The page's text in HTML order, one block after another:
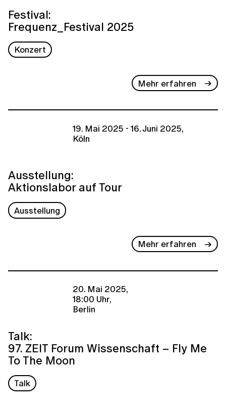
Festival:
Frequenz_Festival 2025
Konzert
Mehr erfahren
19. Mai 2025 - 16. Juni 2025,
Köln
Ausstellung:
Aktionslabor auf Tour
Ausstellung
Mehr erfahren
20. Mai 2025,
18:00 Uhr,
Berlin
Talk:
97. ZEIT Forum Wissenschaft – Fly Me
To The Moon
Talk